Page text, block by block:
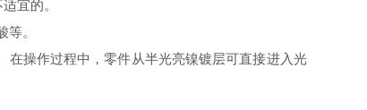
宜的。
等。
操作过程中，零件从半光亮镍镀层可直接进入光